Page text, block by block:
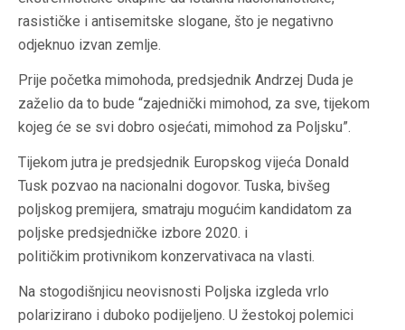
rasističke i antisemitske slogane, što je negativno
odjeknuo izvan zemlje.
Prije početka mimohoda, predsjednik Andrzej Duda je
zaželio da to bude “zajednički mimohod, za sve, tijekom
kojeg će se svi dobro osjećati, mimohod za Poljsku”.
Tijekom jutra je predsjednik Europskog vijeća Donald
Tusk pozvao na nacionalni dogovor. Tuska, bivšeg
poljskog premijera, smatraju mogućim kandidatom za
poljske predsjedničke izbore 2020. i
političkim protivnikom konzervativaca na vlasti.
Na stogodišnjicu neovisnosti Poljska izgleda vrlo
polarizirano i duboko podijeljeno. U žestokoj polemici